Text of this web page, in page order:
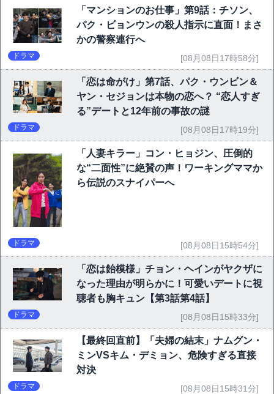
「マンションのお仕事」第9話：チソン、
パク・ビョンウンの殺人指示に直面！まさ
かの警察連行へ
ドラマ [08月08日17時58分]
「恋は命がけ」第7話、パク・ウンビン＆
ヤン・セジョンは本物の恋へ？ “恋人すぎ
る”デートと12年前の事故の謎
ドラマ [08月08日17時19分]
「人妻キラー」コン・ヒョジン、圧倒的
な“二面性”に絶賛の声！ワーキングママか
ら伝説のスナイパーへ
ドラマ [08月08日15時54分]
「恋は飴模様」チョン・ヘインがヤクザに
なった理由が明らかに！可愛いデートに視
聴者も胸キュン【第3話第4話】
ドラマ [08月08日15時33分]
【最終回直前】「夫婦の結末」ナムグン・
ミンVSキム・デミョン、危険すぎる直接
対決
ドラマ [08月08日15時31分]